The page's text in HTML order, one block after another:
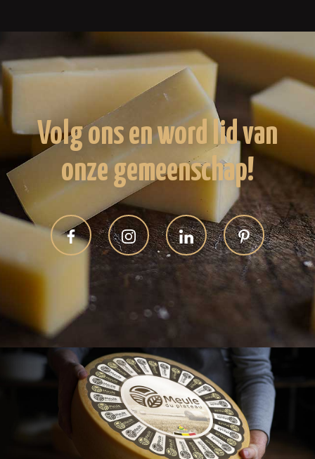
Volg ons en word lid van
onze gemeenschap!